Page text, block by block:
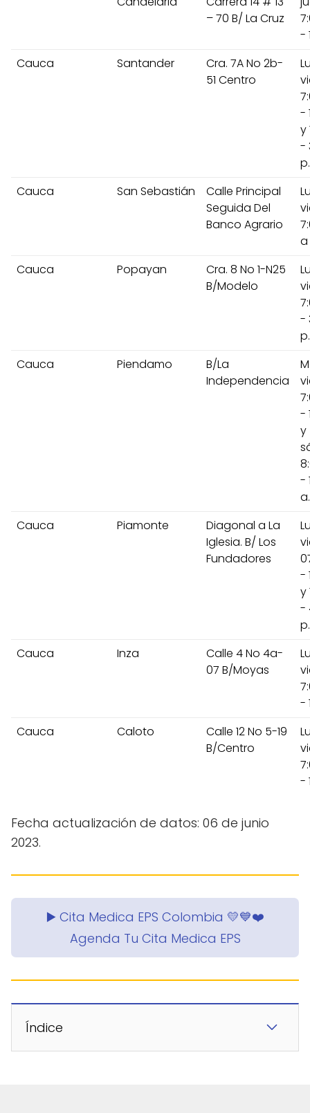
– 70 B/ La Cruz
-
Cauca
Santander
Cra. 7A No 2b-
51 Centro
-
y
-
Cauca
San Sebastián
Calle Principal
Seguida Del
Banco Agrario
a
Cauca
Popayan
Cra. 8 No 1-N25
B/Modelo
-
Cauca
Piendamo
B/La
Independencia
-
y
-
Cauca
Piamonte
Diagonal a La
Iglesia. B/ Los
Fundadores
-
y
-
Cauca
Inza
Calle 4 No 4a-
07 B/Moyas
-
Cauca
Caloto
Calle 12 No 5-19
B/Centro
-
Fecha actualización de datos: 06 de junio
2023.
▶️ Cita Medica EPS Colombia 💛💙❤️
Agenda Tu Cita Medica EPS
Índice